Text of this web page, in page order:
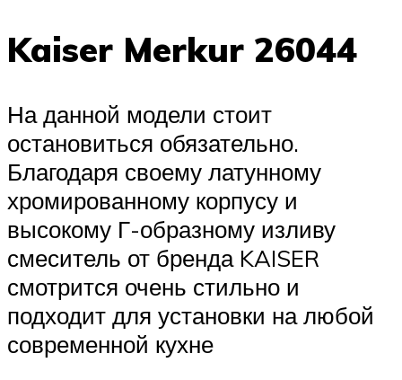
Kaiser Merkur 26044
На данной модели стоит
остановиться обязательно.
Благодаря своему латунному
хромированному корпусу и
высокому Г-образному изливу
смеситель от бренда KAISER
смотрится очень стильно и
подходит для установки на любой
современной кухне